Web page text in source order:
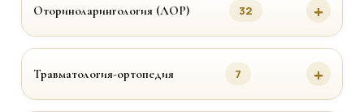
Оториноларингология (ЛОР) 32
Травматология-ортопедия 7